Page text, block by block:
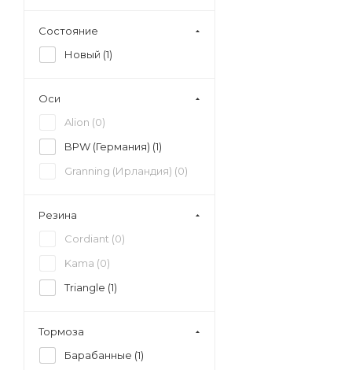
Состояние
Новый (1)
Оси
Alion (0)
BPW (Германия) (1)
Granning (Ирландия) (0)
Резина
Cordiant (0)
Kama (0)
Triangle (1)
Тормоза
Барабанные (1)